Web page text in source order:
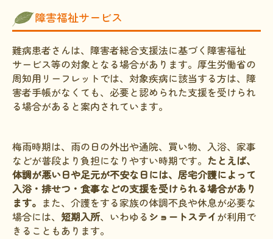
障害福祉サービス
難病患者さんは、障害者総合支援法に基づく障害福祉
サービス等の対象となる場合があります。厚生労働省の
周知用リーフレットでは、対象疾病に該当する方は、障
害者手帳がなくても、必要と認められた支援を受けられ
る場合があると案内されています。
梅雨時期は、雨の日の外出や通院、買い物、入浴、家事
などが普段より負担になりやすい時期です。 たとえば、
体調が悪い日や足元が不安な日には、居宅介護によって
入浴・排せつ・食事などの支援を受けられる場合があり
ます。 また、介護をする家族の体調不良や休息が必要な
場合には、 短期入所、いわゆる ショートステイが利用で
きることもあります。